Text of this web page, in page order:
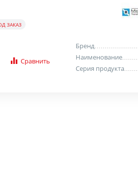
ЗАКАЗ
Сравнить
Бренд
Наименование
Серия продукта